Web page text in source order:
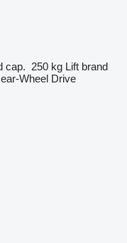
cap. 250 kg Lift brand
Wheel Drive